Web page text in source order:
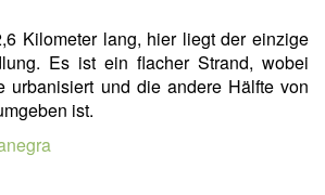
Kilometer lang, hier liegt der einzige
Es ist ein flacher Strand, wobei
urbanisiert und die andere Hälfte von
ist.